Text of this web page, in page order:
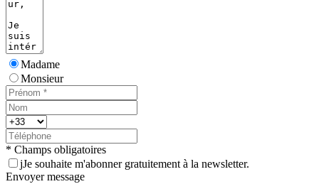
Madame
Monsieur
* Champs obligatoires
jJe souhaite m'abonner gratuitement à la newsletter.
Envoyer message